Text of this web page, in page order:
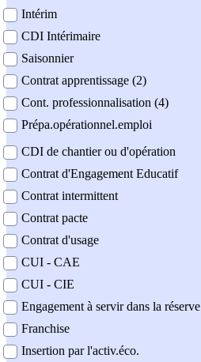
Intérim
CDI Intérimaire
Saisonnier
Contrat apprentissage (2)
Cont. professionnalisation (4)
Prépa.opérationnel.emploi
CDI de chantier ou d'opération
Contrat d'Engagement Educatif
Contrat intermittent
Contrat pacte
Contrat d'usage
CUI - CAE
CUI - CIE
Engagement à servir dans la réserve
Franchise
Insertion par l'activ.éco.